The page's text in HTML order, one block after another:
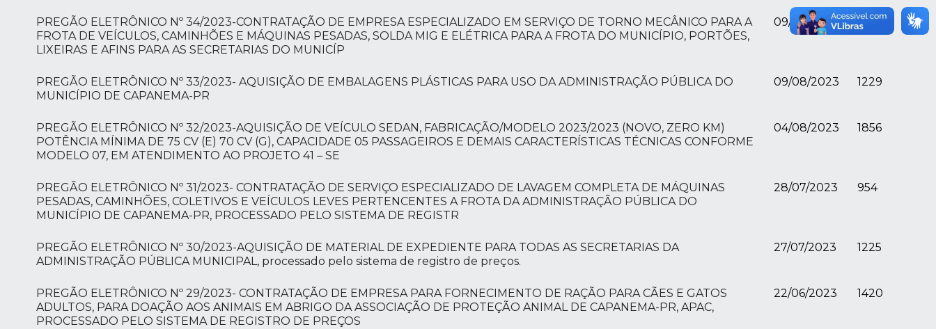
PREGÃO ELETRÔNICO Nº 34/2023-CONTRATAÇÃO DE EMPRESA ESPECIALIZADO EM SERVIÇO DE TORNO MECÂNICO PARA A
FROTA DE VEÍCULOS, CAMINHÕES E MÁQUINAS PESADAS, SOLDA MIG E ELÉTRICA PARA A FROTA DO MUNICÍPIO, PORTÕES,
LIXEIRAS E AFINS PARA AS SECRETARIAS DO MUNICÍP
09/08/2023 1268
PREGÃO ELETRÔNICO Nº 33/2023- AQUISIÇÃO DE EMBALAGENS PLÁSTICAS PARA USO DA ADMINISTRAÇÃO PÚBLICA DO
MUNICÍPIO DE CAPANEMA-PR
09/08/2023 1229
PREGÃO ELETRÔNICO Nº 32/2023-AQUISIÇÃO DE VEÍCULO SEDAN, FABRICAÇÃO/MODELO 2023/2023 (NOVO, ZERO KM)
POTÊNCIA MÍNIMA DE 75 CV (E) 70 CV (G), CAPACIDADE 05 PASSAGEIROS E DEMAIS CARACTERÍSTICAS TÉCNICAS CONFORME
MODELO 07, EM ATENDIMENTO AO PROJETO 41 – SE
04/08/2023 1856
PREGÃO ELETRÔNICO Nº 31/2023- CONTRATAÇÃO DE SERVIÇO ESPECIALIZADO DE LAVAGEM COMPLETA DE MÁQUINAS
PESADAS, CAMINHÕES, COLETIVOS E VEÍCULOS LEVES PERTENCENTES A FROTA DA ADMINISTRAÇÃO PÚBLICA DO
MUNICÍPIO DE CAPANEMA-PR, PROCESSADO PELO SISTEMA DE REGISTR
28/07/2023 954
PREGÃO ELETRÔNICO Nº 30/2023-AQUISIÇÃO DE MATERIAL DE EXPEDIENTE PARA TODAS AS SECRETARIAS DA
ADMINISTRAÇÃO PÚBLICA MUNICIPAL, processado pelo sistema de registro de preços.
27/07/2023 1225
PREGÃO ELETRÔNICO Nº 29/2023- CONTRATAÇÃO DE EMPRESA PARA FORNECIMENTO DE RAÇÃO PARA CÃES E GATOS
ADULTOS, PARA DOAÇÃO AOS ANIMAIS EM ABRIGO DA ASSOCIAÇÃO DE PROTEÇÃO ANIMAL DE CAPANEMA-PR, APAC,
PROCESSADO PELO SISTEMA DE REGISTRO DE PREÇOS
22/06/2023 1420